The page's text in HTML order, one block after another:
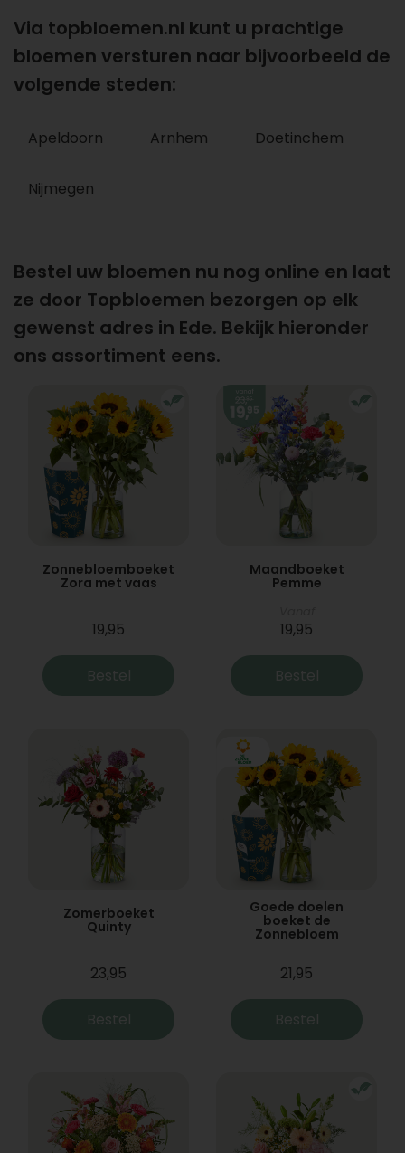
Via topbloemen.nl kunt u prachtige
bloemen versturen naar bijvoorbeeld de
volgende steden:
Apeldoorn Arnhem Doetinchem
Nijmegen
Bestel uw bloemen nu nog online en laat
ze door Topbloemen bezorgen op elk
gewenst adres in Ede. Bekijk hieronder
ons assortiment eens.
Zonnebloemboeket
Zora met vaas
19,95
Bestel
Maandboeket
Pemme
19,95
Bestel
Zomerboeket
Quinty
23,95
Bestel
Goede doelen
boeket de
Zonnebloem
21,95
Bestel